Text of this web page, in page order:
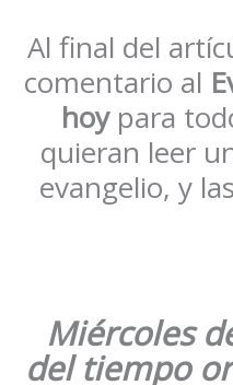
Al final del
comentario al
hoypara
quieran leer
evangelio, y las
Miércoles
del tiempo